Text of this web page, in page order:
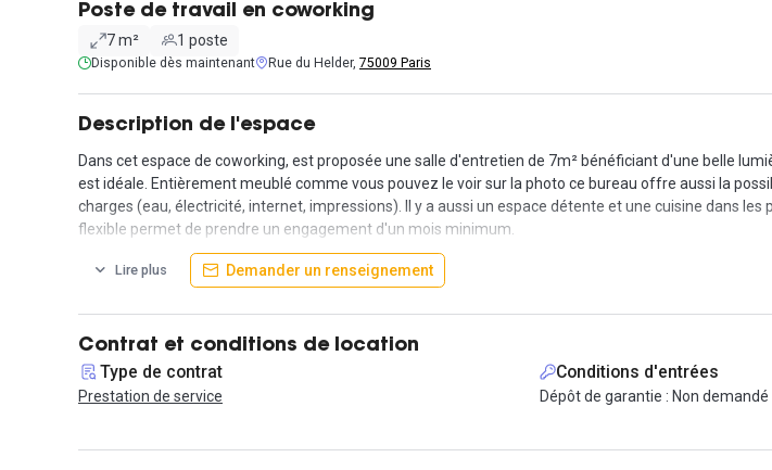
Poste de travail en coworking
7 m² 1 poste
Disponible dès maintenant Rue du Helder, 75009 Paris
Description de l'espace
Dans cet espace de coworking, est proposée une salle d'entretien de 7m² bénéficiant d'une belle
est idéale. Entièrement meublé comme vous pouvez le voir sur la photo ce bureau offre aussi la
charges (eau, électricité, internet, impressions). Il y a aussi un espace détente et une cuisine dans
flexible permet de prendre un engagement d'un mois minimum.
Transports :
- Métro Chaussée d'Antin La Fayette lignes 7 et 9
- Station Auber
Cet espace vous intéresse ? Contactez-nous directement et nous programmerons votre visite !
Lire plus Demander un renseignement
Contrat et conditions de location
Type de contrat
Prestation de service
Conditions d'entrées
Dépôt de garantie : Non demandé